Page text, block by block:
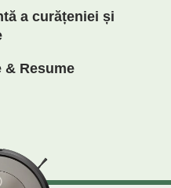
a curățeniei și
& Resume